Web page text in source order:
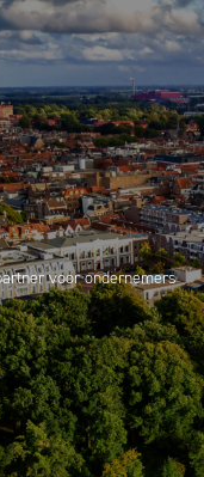
voor ondernemers